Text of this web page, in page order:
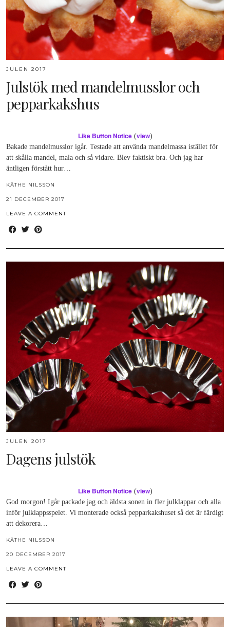
JULEN 2017
Julstök med mandelmusslor och
pepparkakshus
Like Button Notice(view)
Bakade mandelmusslor igår. Testade att använda mandelmassa istället för
att skålla mandel, mala och så vidare. Blev faktiskt bra. Och jag har
äntligen förstått hur…
KÄTHE NILSSON
21 DECEMBER 2017
LEAVE A COMMENT
JULEN 2017
Dagens julstök
Like Button Notice(view)
God morgon! Igår packade jag och äldsta sonen in fler julklappar och alla
inför julklappsspelet. Vi monterade också pepparkakshuset så det är färdigt
att dekorera…
KÄTHE NILSSON
20 DECEMBER 2017
LEAVE A COMMENT